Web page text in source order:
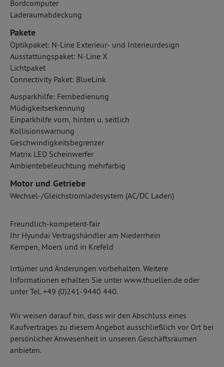
Bordcomputer
Laderaumabdeckung
Pakete
Optikpaket: N-Line Exterieur- und Interieurdesign
Ausstattungspaket: N-Line X
Lichtpaket
Connectivity Paket: BlueLink
Ausparkhilfe: Fernbedienung
Müdigkeitserkennung
Einparkhilfe vorn, hinten u. seitlich
Kollisionswarnung
Geschwindigkeitsbegrenzer
Matrix LED Scheinwerfer
Ambientebeleuchtung mehrfarbig
Motor und Getriebe
Wechsel-/Gleichstromladesystem (AC/DC Laden)
Freundlich-kompetent-fair
Ihr Hyundai Vertragshändler am Niederrhein
Kempen, Moers und in Krefeld
Irrtümer und Änderungen vorbehalten. Weitere
Informationen erhalten Sie unter www.thuellen.de oder
unter Tel. +49 (0)241-9440 440.
Wir weisen darauf hin, dass wir den Abschluss eines
Kaufvertrages zu diesem Angebot ausschließlich vor Ort bei
persönlicher Anwesenheit in unseren Geschäftsräumen
anbieten.